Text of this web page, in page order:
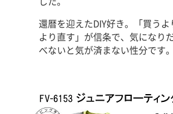
還暦を迎えたDIY好き。「買う
より直す」が信条で、気になり
べないと気が済まない性分です。